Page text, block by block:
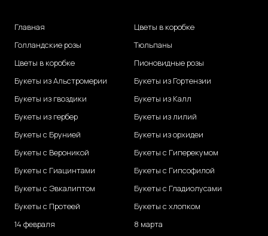
Главная
Голландские розы
Цветы в коробке
Букеты из Альстромерии
Букеты из гвоздики
Букеты из гербер
Букеты с Брунией
Букеты с Вероникой
Букеты с Гиацинтами
Букеты с Эвкалиптом
Букеты с Протеей
14 февраля
Цветы в коробке
Тюльпаны
Пионовидные розы
Букеты из Гортензии
Букеты из Калл
Букеты из лилий
Букеты из орхидеи
Букеты с Гиперекумом
Букеты с Гипсофилой
Букеты с Гладиолусами
Букеты с хлопком
8 марта